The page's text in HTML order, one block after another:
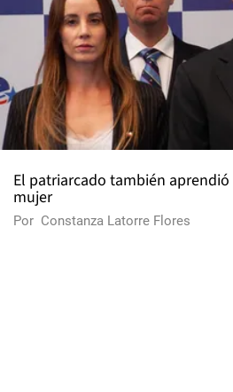
El patriarcado también
mujer
Por Constanza Latorre Flores